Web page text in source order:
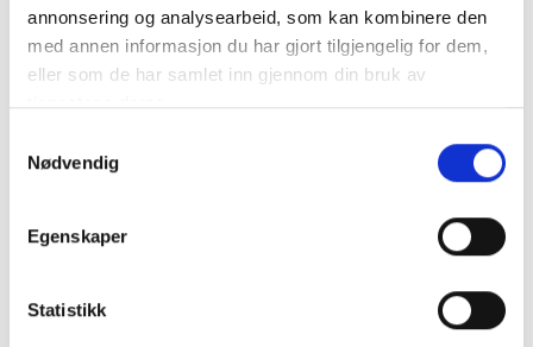
annonsering og analysearbeid, som kan kombinere den
med annen informasjon du har gjort tilgjengelig for dem,
eller som de har samlet inn gjennom din bruk av
tjenestene deres.
Nødvendig
Egenskaper
Statistikk